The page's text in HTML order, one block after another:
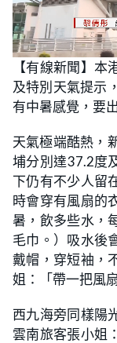
U
n
m
t
e
L
o
a
d
:
1
2
3
%
【有線新聞】
及特別天氣提示
有中暑感覺，要
天氣極端酷熱，
埔分別達37.2度
下仍有不少人留
時會穿有風扇的
暑，飲多些水，
毛巾。）吸水後
戴帽，穿短袖，
姐：「帶一把風
西九海旁同樣陽
雲南旅客張小姐